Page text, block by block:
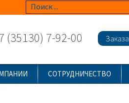
(35130) 7-92-00
СОТРУДНИЧЕСТВО